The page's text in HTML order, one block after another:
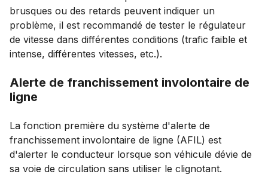
brusques ou des retards peuvent indiquer un
problème, il est recommandé de tester le régulateur
de vitesse dans différentes conditions (trafic faible et
intense, différentes vitesses, etc.).
Alerte de franchissement involontaire de
ligne
La fonction première du système d'alerte de
franchissement involontaire de ligne (AFIL) est
d'alerter le conducteur lorsque son véhicule dévie de
sa voie de circulation sans utiliser le clignotant.